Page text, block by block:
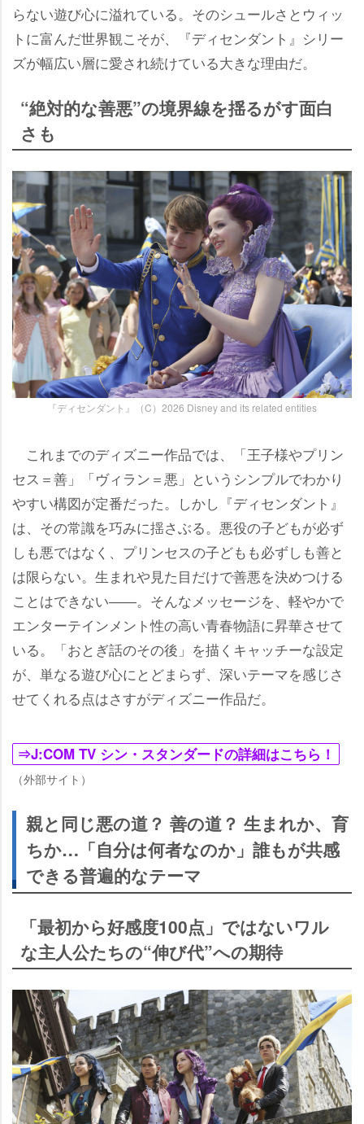
らない遊び心に溢れている。そのシュールさとウィッ
トに富んだ世界観こそが、『ディセンダント』シリー
ズが幅広い層に愛され続けている大きな理由だ。
“絶対的な善悪”の境界線を揺るがす面白
さも
『ディセンダント』（C）2026 Disney and its related entities
これまでのディズニー作品では、「王子様やプリン
セス＝善」「ヴィラン＝悪」というシンプルでわかり
すい構図が定番だった。しかし『ディセンダント』
は、その常識を巧みに揺さぶる。悪役の子どもが必ず
しも悪ではなく、プリンセスの子どもも必ずしも善と
は限らない。生まれや見た目だけで善悪を決めつける
ことはできない――。そんなメッセージを、軽やかで
エンターテインメント性の高い青春物語に昇華させて
いる。「おとぎ話のその後」を描くキャッチーな設定
が、単なる遊び心にとどまらず、深いテーマを感じさ
せてくれる点はさすがディズニー作品だ。
⇒J:COM TV シン・スタンダードの詳細はこちら！
（外部サイト）
親と同じ悪の道？ 善の道？ 生まれか、育
ちか…「自分は何者なのか」誰もが共感
できる普遍的なテーマ
「最初から好感度100点」ではないワル
な主人公たちの“伸び代”への期待